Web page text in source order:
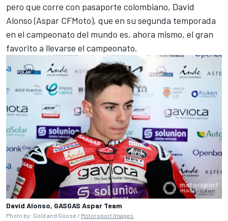
pero que corre con pasaporte colombiano, David
Alonso (Aspar CFMoto), que en su segunda temporada
en el campeonato del mundo es, ahora mismo, el gran
favorito a llevarse el campeonato.
David Alonso, GASGAS Aspar Team
Photo by: Gold and Goose / Motorsport Images